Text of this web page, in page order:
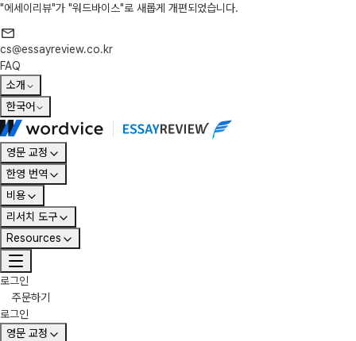
"에세이리뷰"가 "워드바이스"로 새롭게 개편되었습니다.
cs@essayreview.co.kr
FAQ
소개
한국어
영문 교정
한영 번역
비용
리서치 도구
Resources
로그인
주문하기
로그인
영문 교정